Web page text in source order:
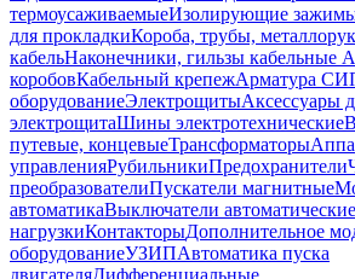
термоусаживаемыеИзолирующие
для прокладкиКороба, трубы,
кабельНаконечники, гильзы кабельные
коробовКабельный крепежАрматура
оборудованиеЭлектрощитыАксессуары
электрощитаШины электротехнические
путевые, концевыеТрансформаторы
управленияРубильникиПредохранители
преобразователиПускатели магнитные
автоматикаВыключатели автоматические
нагрузкиКонтакторыДополнительное
оборудованиеУЗИПАвтоматика пуска
двигателяДифференциальные